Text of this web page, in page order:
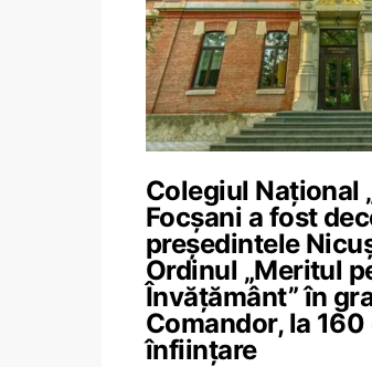
Colegiul Național
Focșani a fost
președintele
Ordinul „Meritul
Învățământ” în
Comandor, la 160
înființare